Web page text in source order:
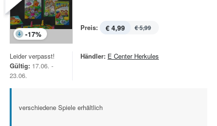
-17%
Preis: € 4,99 € 5,99
Leider verpasst!
Gültig: 17.06. -
23.06.
Händler: E Center Herkules
verschiedene Spiele erhältlich